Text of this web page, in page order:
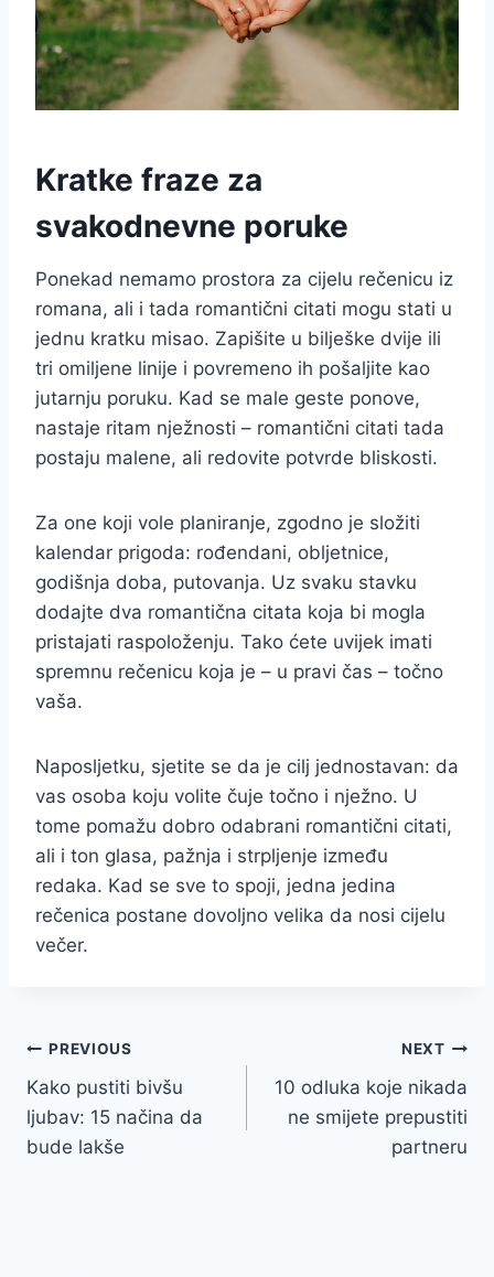
Kratke fraze za
svakodnevne poruke
Ponekad nemamo prostora za cijelu rečenicu iz
romana, ali i tada romantični citati mogu stati u
jednu kratku misao. Zapišite u bilješke dvije ili
tri omiljene linije i povremeno ih pošaljite kao
jutarnju poruku. Kad se male geste ponove,
nastaje ritam nježnosti – romantični citati tada
postaju malene, ali redovite potvrde bliskosti.
Za one koji vole planiranje, zgodno je složiti
kalendar prigoda: rođendani, obljetnice,
godišnja doba, putovanja. Uz svaku stavku
dodajte dva romantična citata koja bi mogla
pristajati raspoloženju. Tako ćete uvijek imati
spremnu rečenicu koja je – u pravi čas – točno
vaša.
Naposljetku, sjetite se da je cilj jednostavan: da
vas osoba koju volite čuje točno i nježno. U
tome pomažu dobro odabrani romantični citati,
ali i ton glasa, pažnja i strpljenje između
redaka. Kad se sve to spoji, jedna jedina
rečenica postane dovoljno velika da nosi cijelu
večer.
Post
navigation
PREVIOUS
Kako pustiti bivšu
ljubav: 15 načina da
bude lakše
NEXT
10 odluka koje nikada
ne smijete prepustiti
partneru